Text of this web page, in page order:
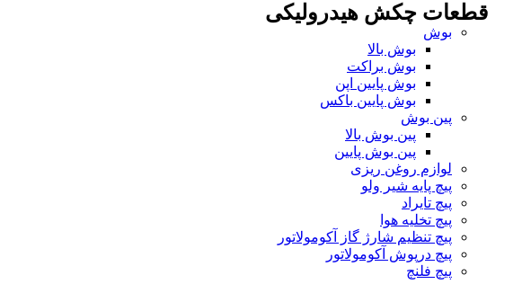
قطعات چکش هیدرولیکی
بوش
بوش بالا
بوش براکت
بوش پایین اپن
بوش پایین باکس
پین بوش
پین بوش بالا
پین بوش پایین
لوازم روغن ریزی
پیچ پایه شیر ولو
پیچ تایراد
پیچ تخلیه هوا
پیچ تنظیم شارژ گاز آکومولاتور
پیچ درپوش آکومولاتور
پیچ فلنچ